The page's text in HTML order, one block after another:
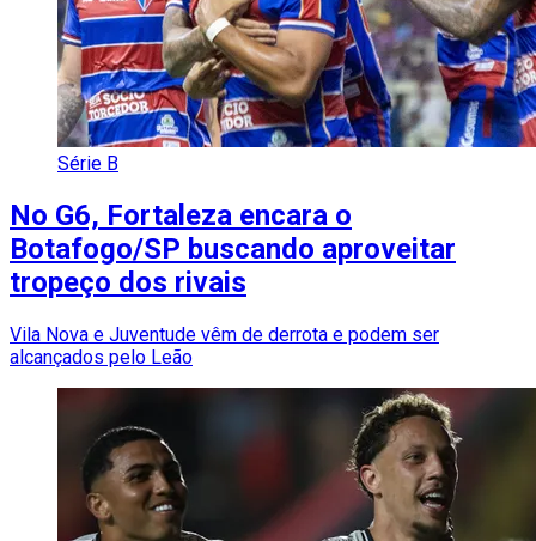
Série B
No G6, Fortaleza encara o
Botafogo/SP buscando aproveitar
tropeço dos rivais
Vila Nova e Juventude vêm de derrota e podem ser
alcançados pelo Leão